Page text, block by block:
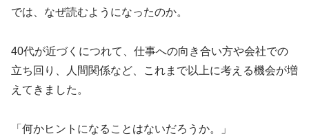
では、なぜ読むようになったのか。
40代が近づくにつれて、仕事への向き合い方や会社での
立ち回り、人間関係など、これまで以上に考える機会が増
えてきました。
「何かヒントになることはないだろうか。」